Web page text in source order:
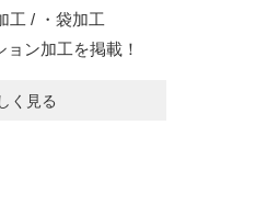
工 / ・袋加工
ン加工を掲載！
く見る